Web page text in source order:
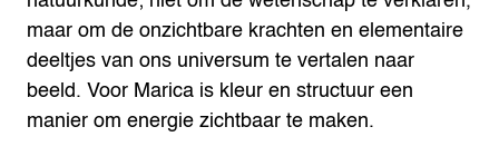
maar om de onzichtbare krachten en elementaire
deeltjes van ons universum te vertalen naar
beeld. Voor Marica is kleur en structuur een
manier om energie zichtbaar te maken.